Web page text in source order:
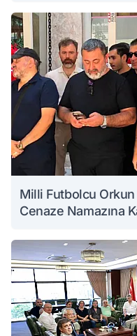
Milli Futbolcu
Cenaze Namazına